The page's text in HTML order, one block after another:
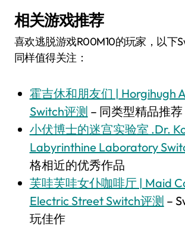
相关游戏推荐
喜欢逃脱游戏R00M10的玩家，以下
同样值得关注：
霍吉休和朋友们 | Horgihugh
Switch评测 – 同类型精品推荐
小伏博士的迷宫实验室 .Dr.
Labyrinthine Laboratory
格相近的优秀作品
芙哇芙哇女仆咖啡厅 | Maid
Electric Street Switch评测 –
玩佳作